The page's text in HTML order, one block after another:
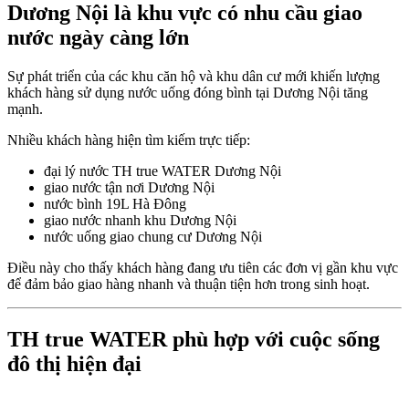
Dương Nội là khu vực có nhu cầu giao
nước ngày càng lớn
Sự phát triển của các khu căn hộ và khu dân cư mới khiến lượng
khách hàng sử dụng nước uống đóng bình tại Dương Nội tăng
mạnh.
Nhiều khách hàng hiện tìm kiếm trực tiếp:
đại lý nước TH true WATER Dương Nội
giao nước tận nơi Dương Nội
nước bình 19L Hà Đông
giao nước nhanh khu Dương Nội
nước uống giao chung cư Dương Nội
Điều này cho thấy khách hàng đang ưu tiên các đơn vị gần khu vực
để đảm bảo giao hàng nhanh và thuận tiện hơn trong sinh hoạt.
TH true WATER phù hợp với cuộc sống
đô thị hiện đại